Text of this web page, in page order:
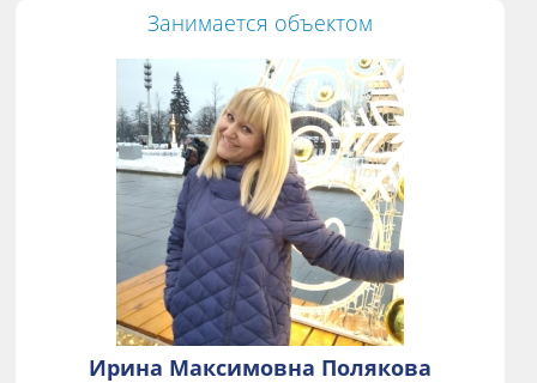
Занимается объектом
Ирина Максимовна Полякова